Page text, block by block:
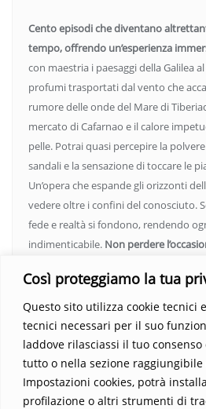
Così proteggiamo la tua
Questo sito utilizza cookie tecnici
tecnici necessari per il suo
laddove rilasciassi il tuo consenso
tutto o nella sezione raggiungibile
Impostazioni cookies, potrà
profilazione o altri strumenti di
Cento episodi che diventano
tempo, offrendo un’esperienza
con maestria i paesaggi della Galilea
profumi trasportati dal vento che
rumore delle onde del Mare di
mercato di Cafarnao e il calore
pelle. Potrai quasi percepire la
sandali e la sensazione di toccare le
Un’opera che espande gli orizzonti
vedere oltre i confini del conosciuto.
fede e realtà si fondono, rendendo
indimenticabile. Non perdere
Parola trasformi la tua vita.